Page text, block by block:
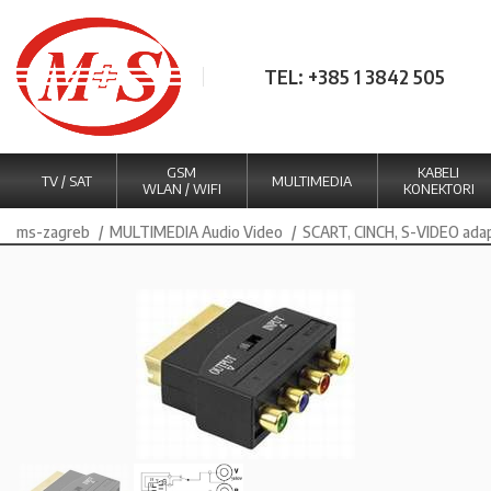
TEL: +385 1 3842 505
TV / SAT
GSM
WLAN / WIFI
MULTIMEDIA
KABELI
KONEKTORI
ms-zagreb MULTIMEDIA Audio Video SCART, CINCH, S-VIDEO